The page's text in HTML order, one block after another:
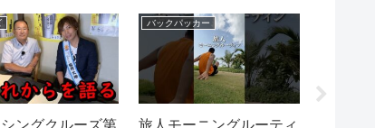
カード クルーズ